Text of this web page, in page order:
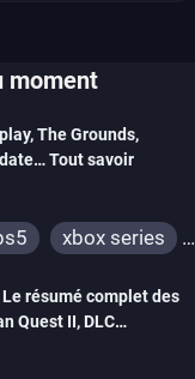
moment
The Grounds,
Tout savoir
xbox series
résumé complet des
Quest II, DLC